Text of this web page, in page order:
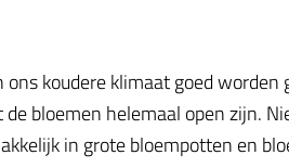
koudere klimaat goed worden
bloemen helemaal open zijn.
in grote bloempotten en